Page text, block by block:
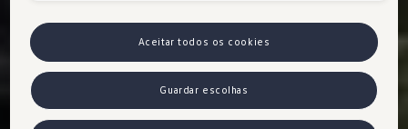
Aceitar todos os cookies
Guardar escolhas